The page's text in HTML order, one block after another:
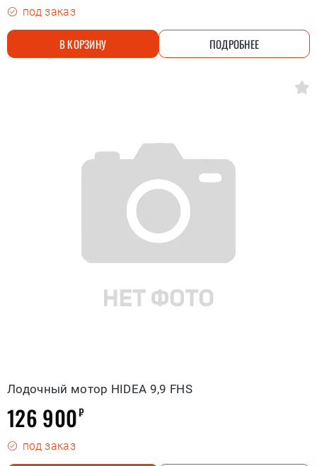
под заказ
В КОРЗИНУ ПОДРОБНЕЕ
Лодочный мотор HIDEA 9,9 FHS
126 900₽
под заказ